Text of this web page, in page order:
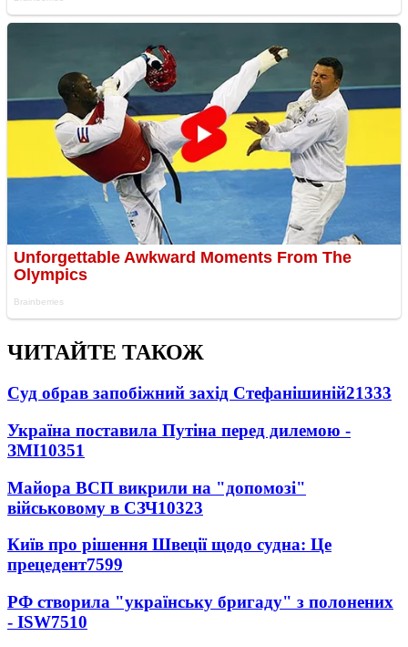
ЧИТАЙТЕ ТАКОЖ
Суд обрав запобіжний захід Стефанішиній21333
Україна поставила Путіна перед дилемою -
ЗМІ10351
Майора ВСП викрили на "допомозі"
військовому в СЗЧ10323
Київ про рішення Швеції щодо судна: Це
прецедент7599
РФ створила "українську бригаду" з полонених
- ISW7510